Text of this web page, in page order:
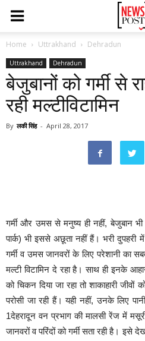
Home Uttrakhand Dehradun
Uttrakhand Dehradun
बेजुबानों को गर्मी से
रही मल्टीविटामिन
By लकी सिंह - April 28, 2017
गर्मी और उमस से मनुष्य ही नहीं, बेजुबान
पार्क) भी इससे अछूता नहीं हैं। भरी
गर्मी व उमस जानवरों के लिए परेशानी का
मल्टी विटामिन दे रहा है। साथ ही इनके
को चिकन दिया जा रहा तो शाकाहारी जीवों
परोसी जा रही हैं। यही नहीं, उनके लिए
1देहरादून वन प्रभाग की मालसी रेंज में
जानवरों व परिंदों को गर्मी सता रही है।